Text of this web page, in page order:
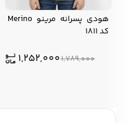
زیبایی و سلامت
هودی پسرانه مرينو Merino
کد 1811
1,789,000
1,252,000